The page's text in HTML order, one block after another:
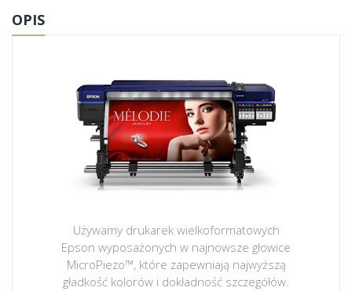
OPIS
Używamy drukarek wielkoformatowych
Epson wyposażonych w najnowsze głowice
MicroPiezo™, które zapewniają najwyższą
gładkość kolorów i dokładność szczegółów.